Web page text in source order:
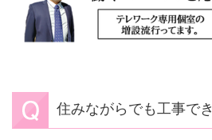
住みながらでも工事で